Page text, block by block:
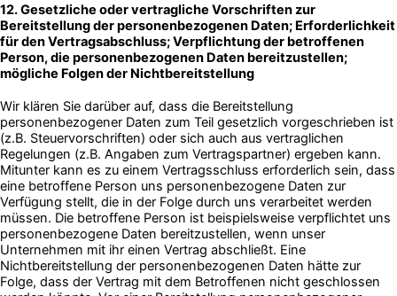
12. Gesetzliche oder vertragliche Vorschriften zur
Bereitstellung der personenbezogenen Daten; Erforderlichkeit
für den Vertragsabschluss; Verpflichtung der betroffenen
Person, die personenbezogenen Daten bereitzustellen;
mögliche Folgen der Nichtbereitstellung
Wir klären Sie darüber auf, dass die Bereitstellung
personenbezogener Daten zum Teil gesetzlich vorgeschrieben ist
(z.B. Steuervorschriften) oder sich auch aus vertraglichen
Regelungen (z.B. Angaben zum Vertragspartner) ergeben kann.
Mitunter kann es zu einem Vertragsschluss erforderlich sein, dass
eine betroffene Person uns personenbezogene Daten zur
Verfügung stellt, die in der Folge durch uns verarbeitet werden
müssen. Die betroffene Person ist beispielsweise verpflichtet uns
personenbezogene Daten bereitzustellen, wenn unser
Unternehmen mit ihr einen Vertrag abschließt. Eine
Nichtbereitstellung der personenbezogenen Daten hätte zur
Folge, dass der Vertrag mit dem Betroffenen nicht geschlossen